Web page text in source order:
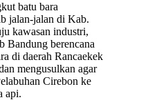
batu bara
jalan-jalan di Kab.
kawasan industri,
Bandung berencana
di daerah Rancaekek
mengusulkan agar
Cirebon ke
api.